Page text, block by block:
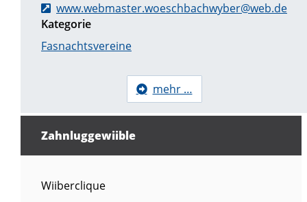
www.webmaster.woeschbachwyber@web.de
Kategorie
Fasnachtsvereine
mehr …
Zahnluggewiible
Wiiberclique